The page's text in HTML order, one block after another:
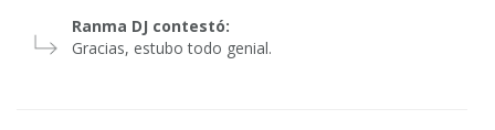
Ranma DJ contestó:
Gracias, estubo todo genial.